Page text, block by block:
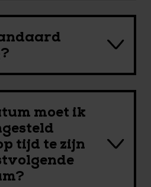
moet ik
tijd te zijn